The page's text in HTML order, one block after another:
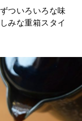
ついろいろな味
みな重箱スタイ